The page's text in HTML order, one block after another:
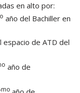
en alto por:
año del Bachiller en
espacio de ATD del
año de
mo